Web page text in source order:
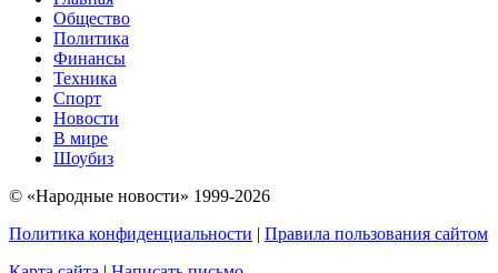
Общество
Политика
Финансы
Техника
Спорт
Новости
В мире
Шоубиз
© «Народные новости» 1999-2026
Политика конфиденциальности | Правила пользования сайтом